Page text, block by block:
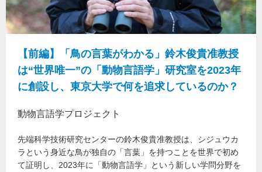
【前編】「鳥の言葉がわかる」鈴木俊貴准教授
は“世界唯一”の「動物言語学」研究室を2023年
に創設し、東京大学で何を追求しているのか？
動物言語学プロジェクト
先端科学技術研究センターの鈴木俊貴准教授は、シジュウカ
ラという身近な鳥が独自の「言葉」を持つことを世界で初め
て証明し、2023年に「動物言語学」という新しい学問分野を